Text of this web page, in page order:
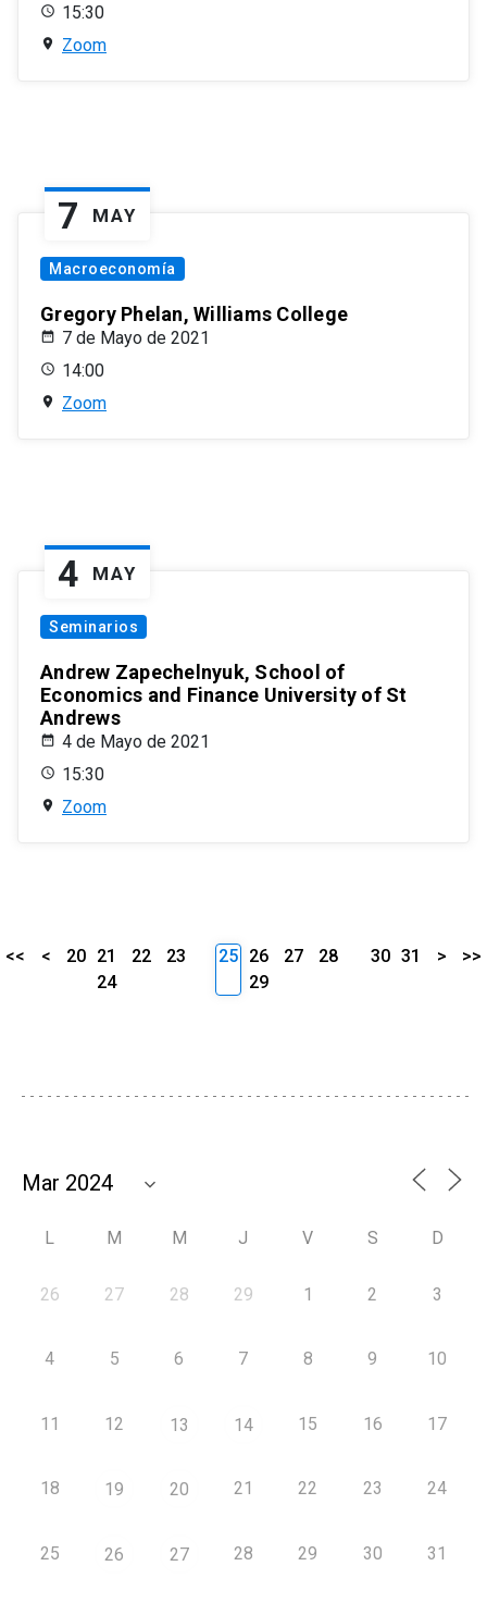
15:30
Zoom
7 MAY
Macroeconomía
Gregory Phelan, Williams College
7 de Mayo de 2021
14:00
Zoom
4 MAY
Seminarios
Andrew Zapechelnyuk, School of
Economics and Finance University of St
Andrews
4 de Mayo de 2021
15:30
Zoom
<< < 20 21 22
23
24
25 26 27
28
29
30 31 > >>
L M M J V S D
26 27 28 29 1 2 3
4 5 6 7 8 9 10
11 12 13 14 15 16 17
18 19 20 21 22 23 24
25 26 27 28 29 30 31